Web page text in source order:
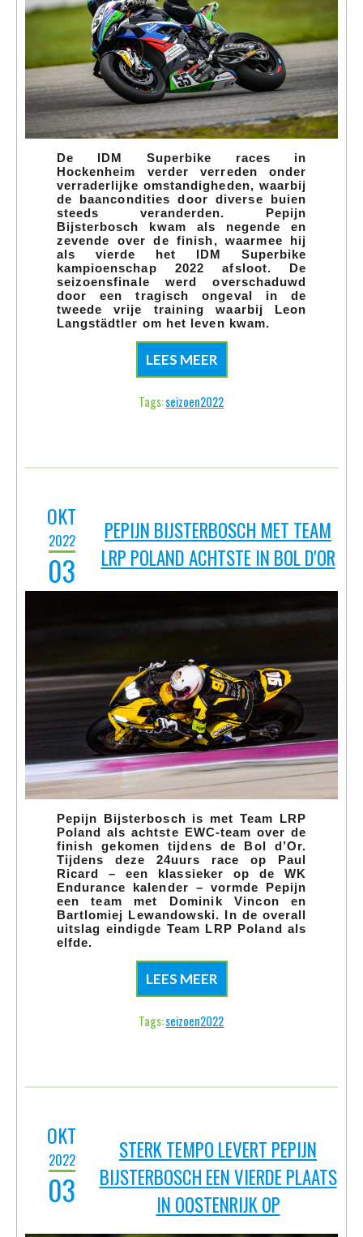
De IDM Superbike races in
Hockenheim verder verreden onder
verraderlijke omstandigheden, waarbij
de baancondities door diverse buien
steeds veranderden. Pepijn
Bijsterbosch kwam als negende en
zevende over de finish, waarmee hij
als vierde het IDM Superbike
kampioenschap 2022 afsloot. De
seizoensfinale werd overschaduwd
tweede vrije training waarbij Leon
Langstädtler om het leven kwam.
LEES MEER
Tags:seizoen2022
PEPIJN BIJSTERBOSCH MET TEAM
LRP POLAND ACHTSTE IN BOL D'OR
Pepijn Bijsterbosch is met Team LRP
Poland als achtste EWC-team over de
finish gekomen tijdens de Bol d’Or.
Tijdens deze 24uurs race op Paul
Ricard – een klassieker op de WK
Endurance kalender – vormde Pepijn
een team met Dominik Vincon en
Bartlomiej Lewandowski. In de overall
uitslag eindigde Team LRP Poland als
elfde.
LEES MEER
Tags:seizoen2022
STERK TEMPO LEVERT PEPIJN
BIJSTERBOSCH EEN VIERDE PLAATS